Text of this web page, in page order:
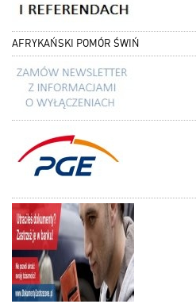
AFRYKAŃSKI POMÓR ŚWIŃ